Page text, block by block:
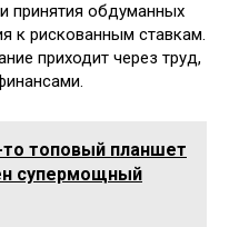
принятия обдуманных
к рискованным ставкам.
приходит через труд,
топовый планшет
супермощный